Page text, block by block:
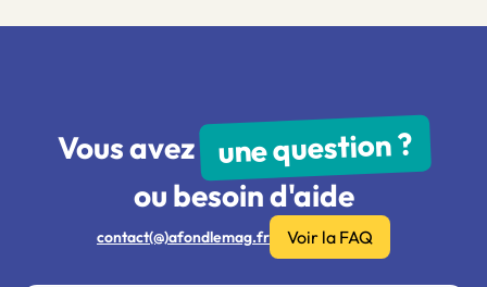
Vous avez une question ?
ou besoin d'aide
contact(@)afondlemag.fr Voir la FAQ